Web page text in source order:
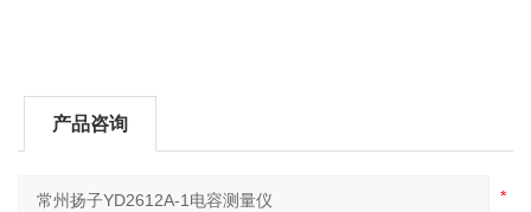
产品咨询